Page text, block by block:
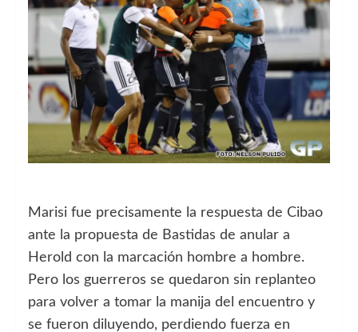
Marisi fue precisamente la respuesta de Cibao
ante la propuesta de Bastidas de anular a
Herold con la marcación hombre a hombre.
Pero los guerreros se quedaron sin replanteo
para volver a tomar la manija del encuentro y
se fueron diluyendo, perdiendo fuerza en